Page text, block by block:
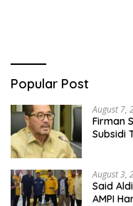
Popular Post
August 7,
Firman
Subsidi
August 3,
Said
AMPI